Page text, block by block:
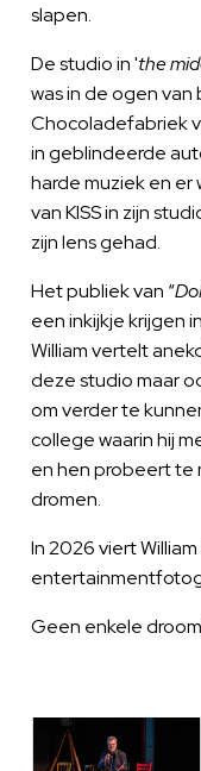
slapen.
De studio in 'the
was in de ogen van
Chocoladefabriek
in geblindeerde
harde muziek en
van KISS in zijn
zijn lens gehad.
Het publiek van “
een inkijkje krijgen
William vertelt
deze studio maar
om verder te
college waarin hij
en hen probeert te
dromen.
In 2026 viert
Geen enkele